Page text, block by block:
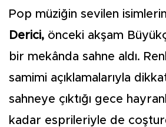
Pop müziğin sevilen
Derici, önceki akşam
bir mekânda sahne aldı.
samimi açıklamalarıyla
sahneye çıktığı gece
kadar esprileriyle de